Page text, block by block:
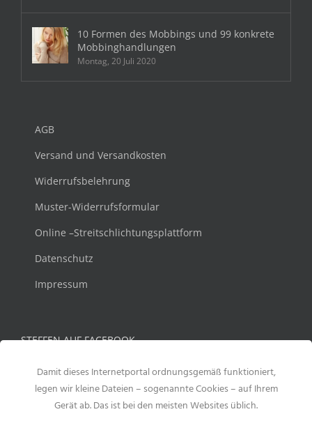
10 Formen des Mobbings und 99 konkrete
Mobbinghandlungen
Montag, 20 Juli 2020
AGB
Versand und Versandkosten
Widerrufsbelehrung
Muster-Widerrufsformular
Online –Streitschlichtungsplattform
Datenschutz
Impressum
STEFFEN AUF FACEBOOK
Damit dieses Internetportal ordnungsgemäß funktioniert,
legen wir kleine Dateien – sogenannte Cookies – auf Ihrem
Gerät ab. Das ist bei den meisten Websites üblich.